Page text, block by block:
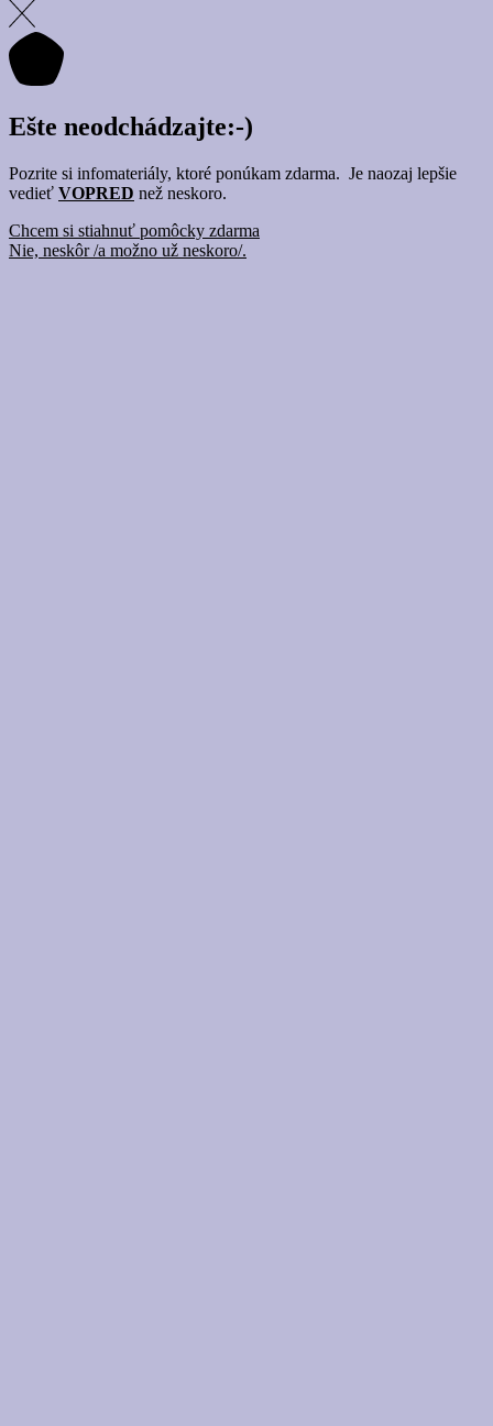
Ešte neodchádzajte:-)
Pozrite si infomateriály, ktoré ponúkam zdarma. Je naozaj lepšie
vedieť VOPRED než neskoro.
Chcem si stiahnuť pomôcky zdarma
Nie, neskôr /a možno už neskoro/.